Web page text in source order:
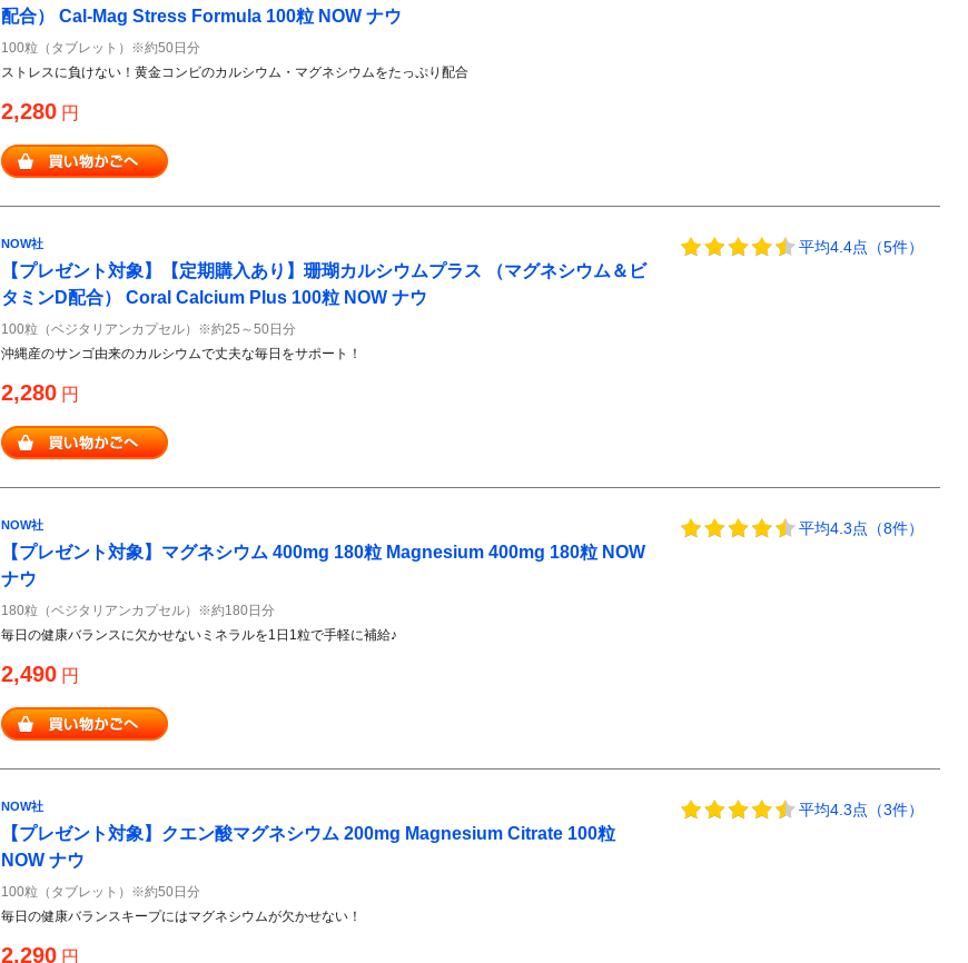
配合） Cal-Mag Stress Formula 100粒 NOW ナウ
100粒（タブレット）※約50日分
ストレスに負けない！黄金コンビのカルシウム・マグネシウムをたっぷり配合
2,280 円
平均4.4点（5件）
NOW社
【プレゼント対象】【定期購入あり】珊瑚カルシウムプラス （マグネシウム＆ビ
タミンD配合） Coral Calcium Plus 100粒 NOW ナウ
100粒（ベジタリアンカプセル）※約25～50日分
沖縄産のサンゴ由来のカルシウムで丈夫な毎日をサポート！
2,280 円
平均4.3点（8件）
NOW社
【プレゼント対象】マグネシウム 400mg 180粒 Magnesium 400mg 180粒 NOW
ナウ
180粒（ベジタリアンカプセル）※約180日分
毎日の健康バランスに欠かせないミネラルを1日1粒で手軽に補給♪
2,490 円
平均4.3点（3件）
NOW社
【プレゼント対象】クエン酸マグネシウム 200mg Magnesium Citrate 100粒
NOW ナウ
100粒（タブレット）※約50日分
毎日の健康バランスキープにはマグネシウムが欠かせない！
2,290 円